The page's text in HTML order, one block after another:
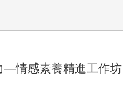
—情感素養精進工作坊